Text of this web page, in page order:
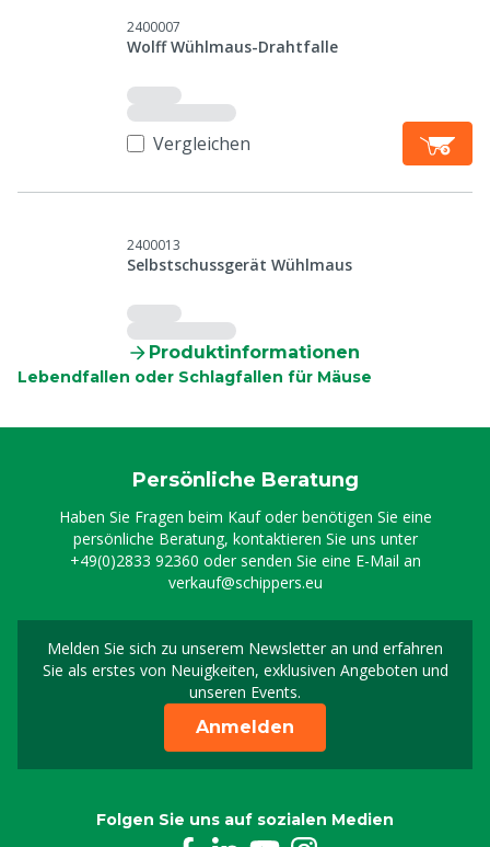
2400007
Wolff Wühlmaus-Drahtfalle
Vergleichen
2400013
Selbstschussgerät Wühlmaus
Produktinformationen
Lebendfallen oder Schlagfallen für Mäuse
Persönliche Beratung
Haben Sie Fragen beim Kauf oder benötigen Sie eine
persönliche Beratung, kontaktieren Sie uns unter
+49(0)2833 92360 oder senden Sie eine E-Mail an
verkauf@schippers.eu
Melden Sie sich zu unserem Newsletter an und erfahren
Sie als erstes von Neuigkeiten, exklusiven Angeboten und
unseren Events.
Melden Sie sich für
Anmelden
Folgen Sie uns auf sozialen Medien